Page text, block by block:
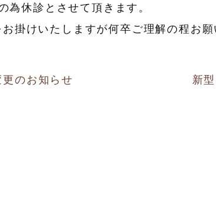
休診とさせて頂きます。
掛けいたしますが何卒ご理解の程お願
のお知らせ 新